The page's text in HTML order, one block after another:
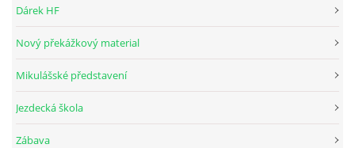
PODZIMNÍ BRIGÁDA 4.10.2025
Dárek HF
Nový překážkový material
Mikulášské představení
Jezdecká škola
Zábava